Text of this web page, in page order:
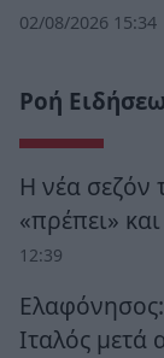
02/08/2026 15:34
Ροή
Η νέα σεζόν
«πρέπει»
12:39
Ιταλός